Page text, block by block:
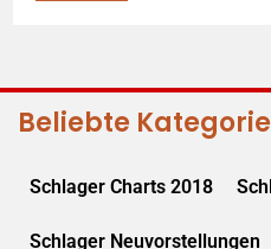
Beliebte
Schlager Charts 2018
Schlager Neuvorstellungen